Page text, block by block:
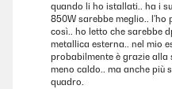
quando li ho istallati.. ha i
850W sarebbe meglio.. l'ho
così.. ho letto che sarebbe
metallica esterna.. nel mio
probabilmente è grazie alla
meno caldo.. ma anche più
quadro.